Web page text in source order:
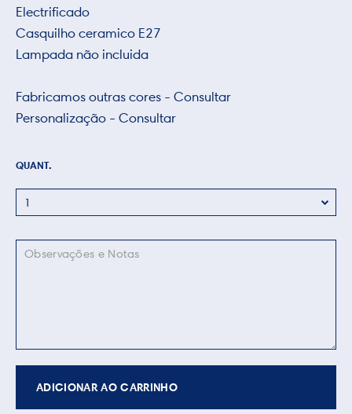
Electrificado
Casquilho ceramico E27
Lampada não incluida
Fabricamos outras cores - Consultar
Personalização - Consultar
QUANT.
ADICIONAR AO CARRINHO